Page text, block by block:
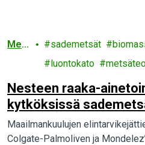
Mets
sademetsät
luontokato
Nesteen raaka-
kytköksissä
Maailmankuulujen
Colgate-Palmoliven ja